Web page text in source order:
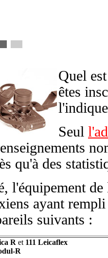
Quel
êtes
Seul
qu'à des
l'équipement
ayant
suivants :
R et 111 Leicaflex
R